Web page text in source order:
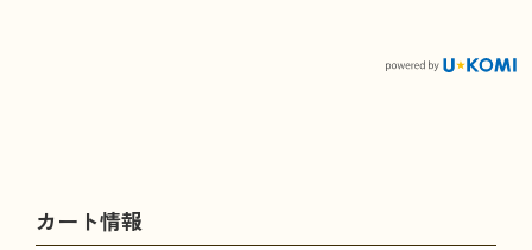
カート情報